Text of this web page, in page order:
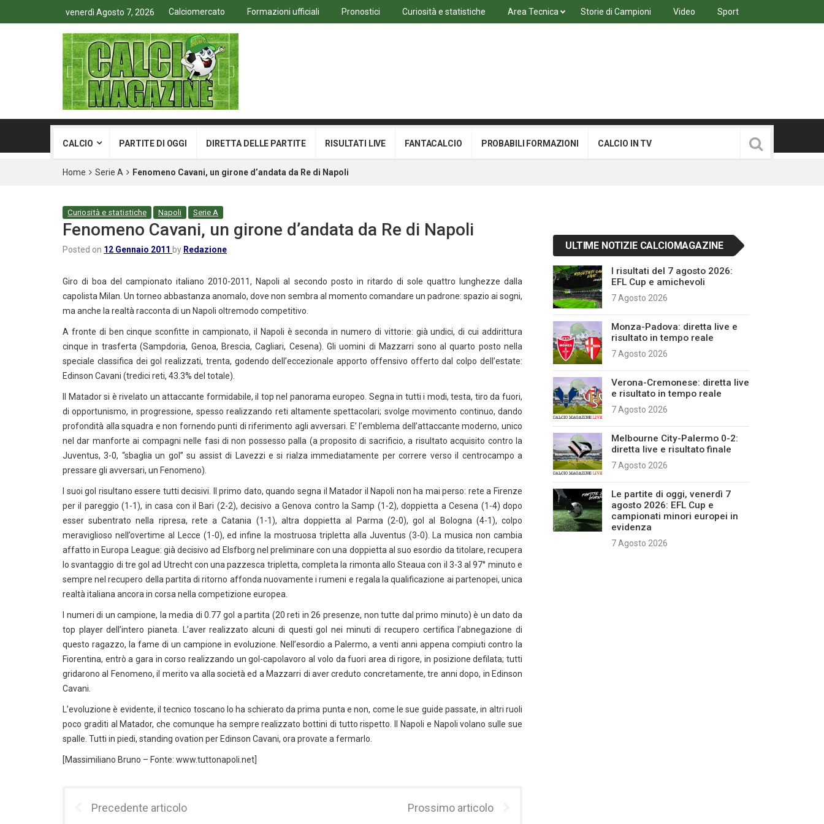
venerdì Agosto 7, 2026 Calciomercato Formazioni ufficiali Pronostici Curiosità e statistiche Area Tecnica Storie di Campioni Video Sport
CALCIO PARTITE DI OGGI DIRETTA DELLE PARTITE RISULTATI LIVE FANTACALCIO PROBABILI FORMAZIONI CALCIO IN TV
Home Serie A Fenomeno Cavani, un girone d’andata da Re di Napoli
Curiosità e statistiche Napoli Serie A
Fenomeno Cavani, un girone d’andata da Re di Napoli
Posted on 12 Gennaio 2011 by Redazione
Giro di boa del campionato italiano 2010-2011, Napoli al secondo posto in ritardo di sole quattro lunghezze dalla
capolista Milan. Un torneo abbastanza anomalo, dove non sembra al momento comandare un padrone: spazio ai sogni,
ma anche la realtà racconta di un Napoli oltremodo competitivo.
A fronte di ben cinque sconfitte in campionato, il Napoli è seconda in numero di vittorie: già undici, di cui addirittura
cinque in trasferta (Sampdoria, Genoa, Brescia, Cagliari, Cesena). Gli uomini di Mazzarri sono al quarto posto nella
speciale classifica dei gol realizzati, trenta, godendo dell’eccezionale apporto offensivo offerto dal colpo dell’estate:
Edinson Cavani (tredici reti, 43.3% del totale).
Il Matador si è rivelato un attaccante formidabile, il top nel panorama europeo. Segna in tutti i modi, testa, tiro da fuori,
di opportunismo, in progressione, spesso realizzando reti altamente spettacolari; svolge movimento continuo, dando
profondità alla squadra e non fornendo punti di riferimento agli avversari. E’ l’emblema dell’attaccante moderno, unico
nel dar manforte ai compagni nelle fasi di non possesso palla (a proposito di sacrificio, a risultato acquisito contro la
Juventus, 3-0, “sbaglia un gol” su assist di Lavezzi e si rialza immediatamente per correre verso il centrocampo a
pressare gli avversari, un Fenomeno).
I suoi gol risultano essere tutti decisivi. Il primo dato, quando segna il Matador il Napoli non ha mai perso: rete a Firenze
per il pareggio (1-1), in casa con il Bari (2-2), decisivo a Genova contro la Samp (1-2), doppietta a Cesena (1-4) dopo
esser subentrato nella ripresa, rete a Catania (1-1), altra doppietta al Parma (2-0), gol al Bologna (4-1), colpo
meraviglioso nell’overtime al Lecce (1-0), ed infine la mostruosa tripletta alla Juventus (3-0). La musica non cambia
affatto in Europa League: già decisivo ad Elsfborg nel preliminare con una doppietta al suo esordio da titolare, recupera
lo svantaggio di tre gol ad Utrecht con una pazzesca tripletta, completa la rimonta allo Steaua con il 3-3 al 97° minuto e
sempre nel recupero della partita di ritorno affonda nuovamente i rumeni e regala la qualificazione ai partenopei, unica
realtà italiana ancora in corsa nella competizione europea.
I numeri di un campione, la media di 0.77 gol a partita (20 reti in 26 presenze, non tutte dal primo minuto) è un dato da
top player dell’intero pianeta. L’aver realizzato alcuni di questi gol nei minuti di recupero certifica l’abnegazione di
questo ragazzo, la fame di un campione in evoluzione. Nell’esordio a Palermo, a venti anni appena compiuti contro la
Fiorentina, entrò a gara in corso realizzando un gol-capolavoro al volo da fuori area di rigore, in posizione defilata; tutti
gridarono al Fenomeno, il merito va alla società ed a Mazzarri di aver creduto concretamente, tre anni dopo, in Edinson
Cavani.
L’evoluzione è evidente, il tecnico toscano lo ha schierato da prima punta e non, come le sue guide passate, in altri ruoli
poco graditi al Matador, che comunque ha sempre realizzato bottini di tutto rispetto. Il Napoli e Napoli volano sulle sue
spalle. Tutti in piedi, standing ovation per Edinson Cavani, ora provate a fermarlo.
[Massimiliano Bruno – Fonte: www.tuttonapoli.net]
Precedente articolo Prossimo articolo
ULTIME NOTIZIE CALCIOMAGAZINE
I risultati del 7 agosto 2026:
EFL Cup e amichevoli
7 Agosto 2026
Monza-Padova: diretta live e
risultato in tempo reale
7 Agosto 2026
Verona-Cremonese: diretta live
e risultato in tempo reale
7 Agosto 2026
Melbourne City-Palermo 0-2:
diretta live e risultato finale
7 Agosto 2026
Le partite di oggi, venerdì 7
agosto 2026: EFL Cup e
campionati minori europei in
evidenza
7 Agosto 2026